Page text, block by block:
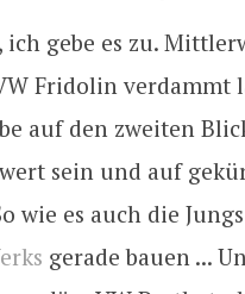
, ich gebe es zu.
Fridolin verdammt
auf den zweiten
sein und auf
wie es auch die
gerade bauen ...